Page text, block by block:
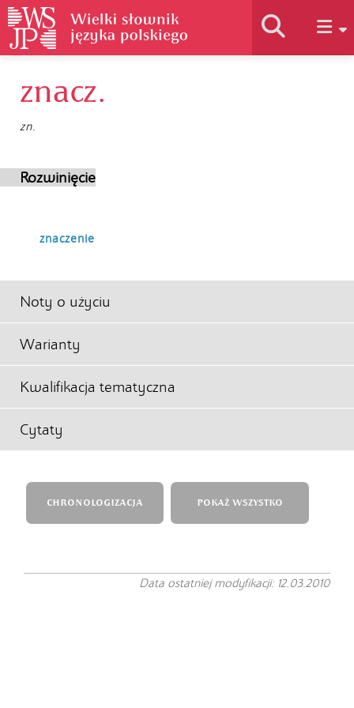
znacz.
zn.
Rozwinięcie
znaczenie
Noty o użyciu
Warianty
Kwalifikacja tematyczna
Cytaty
CHRONOLOGIZACJA POKAŻ WSZYSTKO
Data ostatniej modyfikacji: 12.03.2010